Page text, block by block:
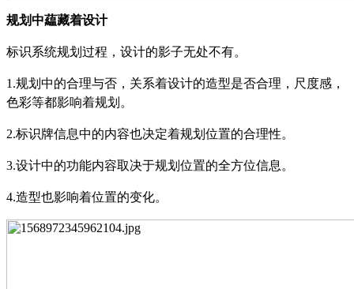
规划中藴藏着设计
标识系统规划过程，设计的影子无处不有。
1.规划中的合理与否，关系着设计的造型是否合理，尺度感，
色彩等都影响着规划。
2.标识牌信息中的内容也决定着规划位置的合理性。
3.设计中的功能内容取决于规划位置的全方位信息。
4.造型也影响着位置的变化。